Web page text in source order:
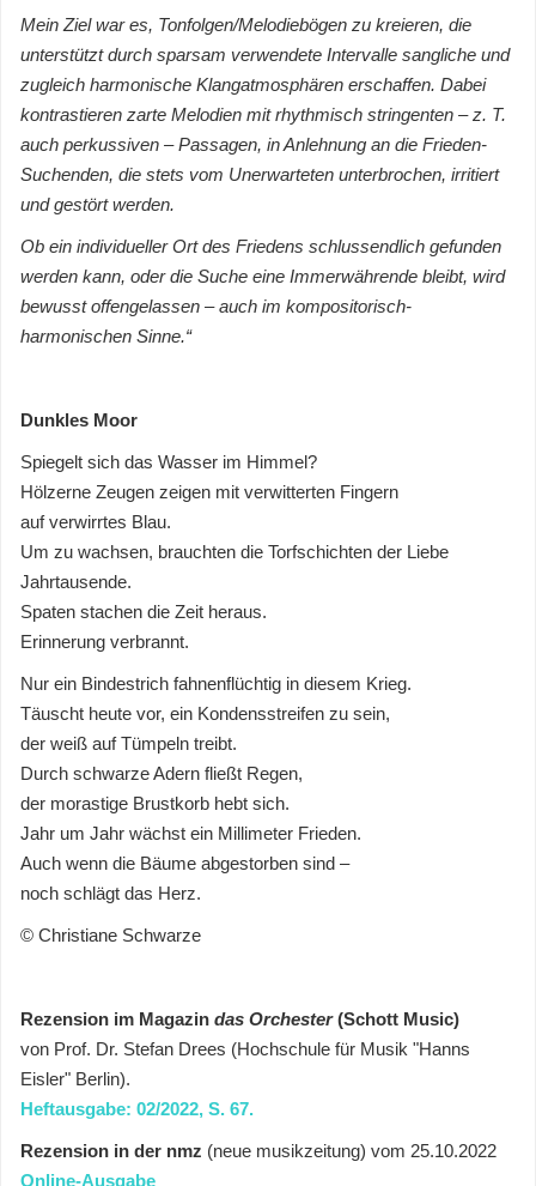
Mein Ziel war es, Tonfolgen/Melodiebögen zu kreieren, die
unterstützt durch sparsam verwendete Intervalle sangliche und
zugleich harmonische Klangatmosphären erschaffen. Dabei
kontrastieren zarte Melodien mit rhythmisch stringenten – z. T.
auch perkussiven – Passagen, in Anlehnung an die Frieden-
Suchenden, die stets vom Unerwarteten unterbrochen, irritiert
und gestört werden.
Ob ein individueller Ort des Friedens schlussendlich gefunden
werden kann, oder die Suche eine Immerwährende bleibt, wird
bewusst offengelassen – auch im kompositorisch-
harmonischen Sinne.“
Dunkles Moor
Spiegelt sich das Wasser im Himmel?
Hölzerne Zeugen zeigen mit verwitterten Fingern
auf verwirrtes Blau.
Um zu wachsen, brauchten die Torfschichten der Liebe
Jahrtausende.
Spaten stachen die Zeit heraus.
Erinnerung verbrannt.
Nur ein Bindestrich fahnenflüchtig in diesem Krieg.
Täuscht heute vor, ein Kondensstreifen zu sein,
der weiß auf Tümpeln treibt.
Durch schwarze Adern fließt Regen,
der morastige Brustkorb hebt sich.
Jahr um Jahr wächst ein Millimeter Frieden.
Auch wenn die Bäume abgestorben sind –
noch schlägt das Herz.
© Christiane Schwarze
Rezension im Magazin das Orchester(Schott Music)
von Prof. Dr. Stefan Drees (Hochschule für Musik "Hanns
Eisler" Berlin).
Heftausgabe: 02/2022, S. 67.
Rezension in der nmz (neue musikzeitung) vom 25.10.2022
Online-Ausgabe